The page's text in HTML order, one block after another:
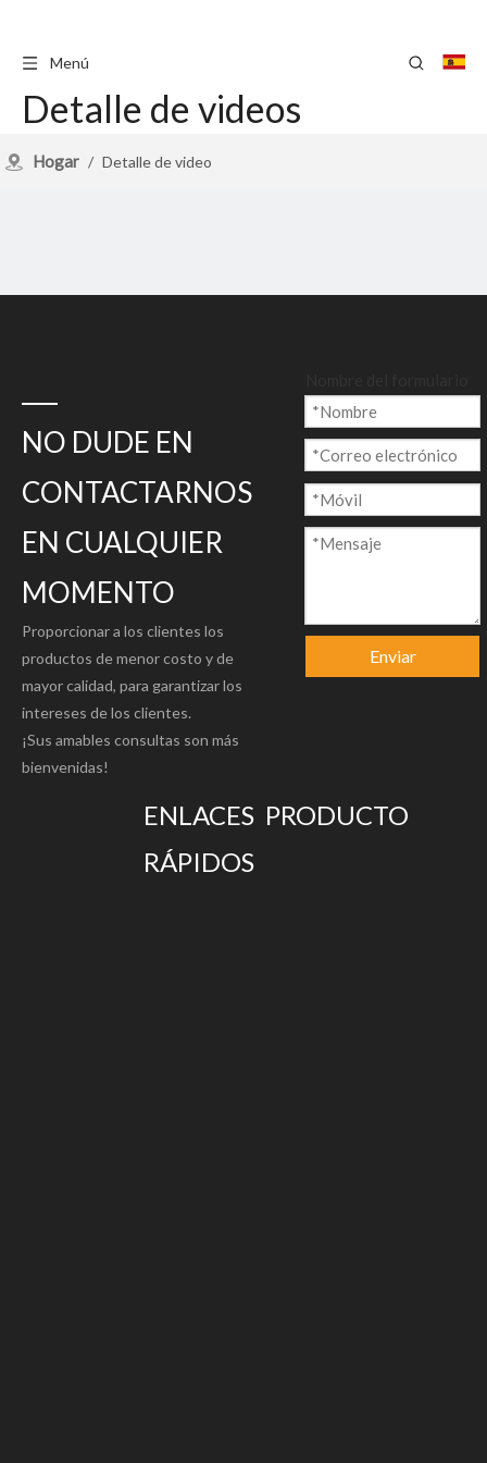
Menú
Detalle de videos
Hogar / Detalle de video
NO DUDE EN
CONTACTARNOS
EN CUALQUIER
MOMENTO
Proporcionar a los clientes los
productos de menor costo y de
mayor calidad, para garantizar los
intereses de los clientes.
¡Sus amables consultas son más
bienvenidas!
Enviar
ENLACES
RÁPIDOS
PRODUCTO